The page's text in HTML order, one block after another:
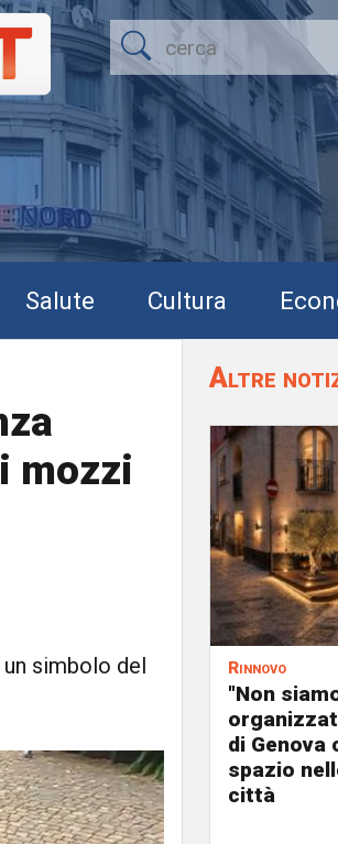
Salute Cultura
mozzi
simbolo del
Altre
Rinnovo
"Non
di Genova
spazio
città